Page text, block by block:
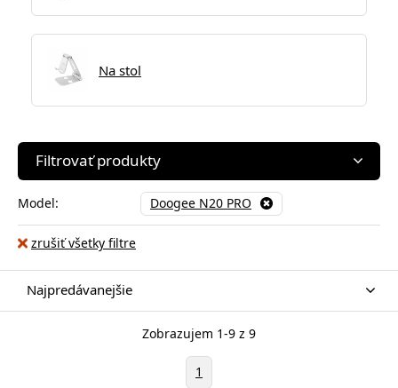
Na stol
Filtrovať produkty
Model: Doogee N20 PRO
zrušiť všetky filtre
Najpredávanejšie
Zobrazujem 1-9 z 9
1